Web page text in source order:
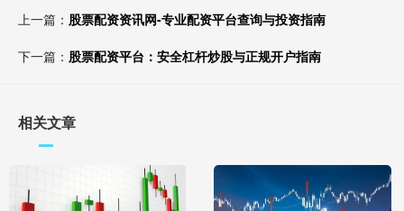
上一篇： 股票配资资讯网-专业配资平台查询与投资指南
下一篇： 股票配资平台：安全杠杆炒股与正规开户指南
相关文章